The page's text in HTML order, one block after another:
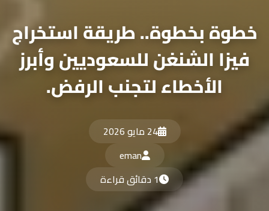
بخطوة.. طريقة استخراج
فيزا الشنغن للسعوديين وأبرز
الأخطاء لتجنب الرفض.
24 مايو 2026
eman